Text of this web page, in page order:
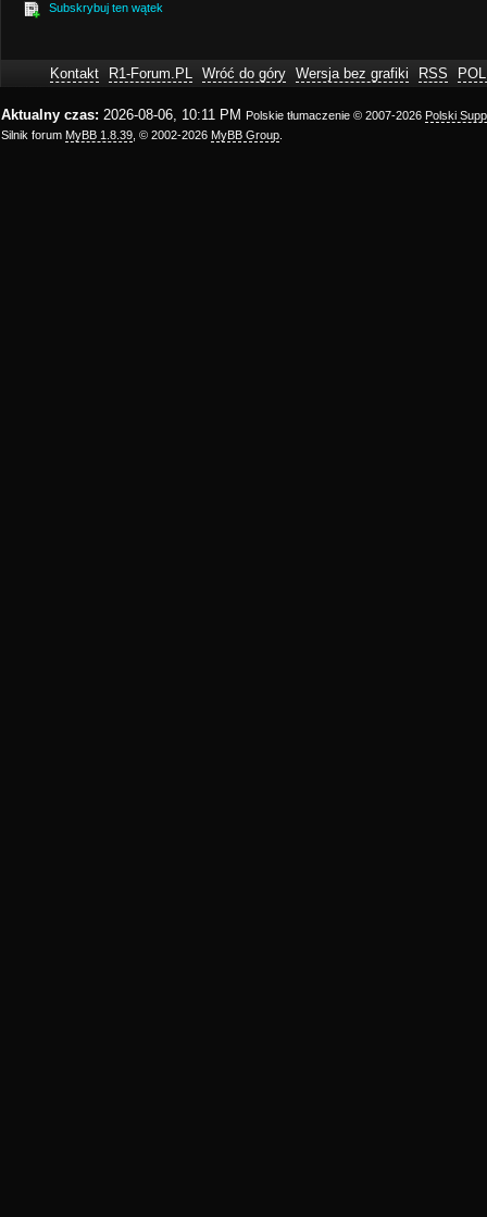
Subskrybuj ten wątek
Kontakt R1-Forum.PL Wróć do góry Wersja bez grafiki RSS
Aktualny czas: 2026-08-06, 10:11 PM Polskie tłumaczenie © 2007-2026 Polski
Silnik forum MyBB 1.8.39 , © 2002-2026 MyBB Group